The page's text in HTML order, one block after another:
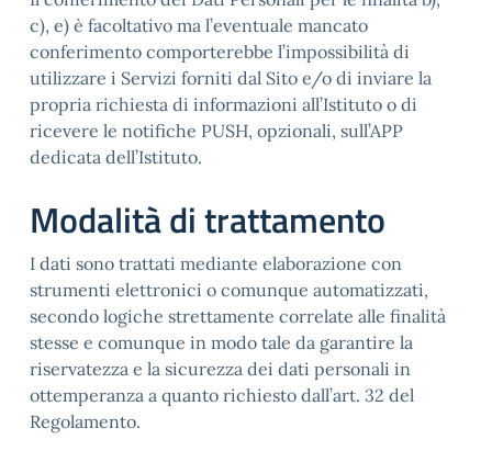
c), e) è facoltativo ma l’eventuale mancato
conferimento comporterebbe l’impossibilità di
utilizzare i Servizi forniti dal Sito e/o di inviare la
propria richiesta di informazioni all’Istituto o di
ricevere le notifiche PUSH, opzionali, sull’APP
dedicata dell’Istituto.
Modalità di trattamento
I dati sono trattati mediante elaborazione con
strumenti elettronici o comunque automatizzati,
secondo logiche strettamente correlate alle finalità
stesse e comunque in modo tale da garantire la
riservatezza e la sicurezza dei dati personali in
ottemperanza a quanto richiesto dall’art. 32 del
Regolamento.